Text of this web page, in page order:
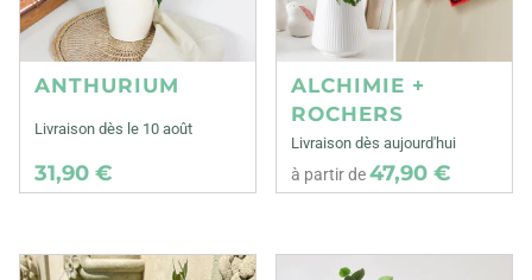
ANTHURIUM
Livraison dès le 10 août
31,90 €
ALCHIMIE +
ROCHERS
Livraison dès aujourd'hui
à partir de47,90 €